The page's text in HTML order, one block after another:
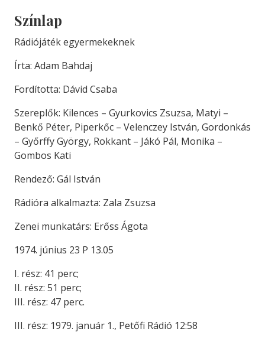
Színlap
Rádiójáték egyermekeknek
Írta: Adam Bahdaj
Fordította: Dávid Csaba
Szereplők: Kilences – Gyurkovics Zsuzsa, Matyi –
Benkő Péter, Piperkőc – Velenczey István, Gordonkás
– Győrffy György, Rokkant – Jákó Pál, Monika –
Gombos Kati
Rendező: Gál István
Rádióra alkalmazta: Zala Zsuzsa
Zenei munkatárs: Erőss Ágota
1974. június 23 P 13.05
I. rész: 41 perc;
II. rész: 51 perc;
III. rész: 47 perc.
III. rész: 1979. január 1., Petőfi Rádió 12:58